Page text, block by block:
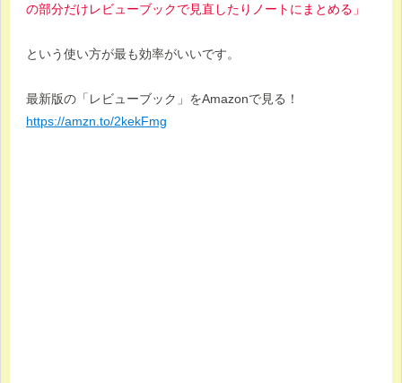
の部分だけレビューブックで見直したりノートにまとめる」
という使い方が最も効率がいいです。
最新版の「レビューブック」をAmazonで見る！
https://amzn.to/2kekFmg